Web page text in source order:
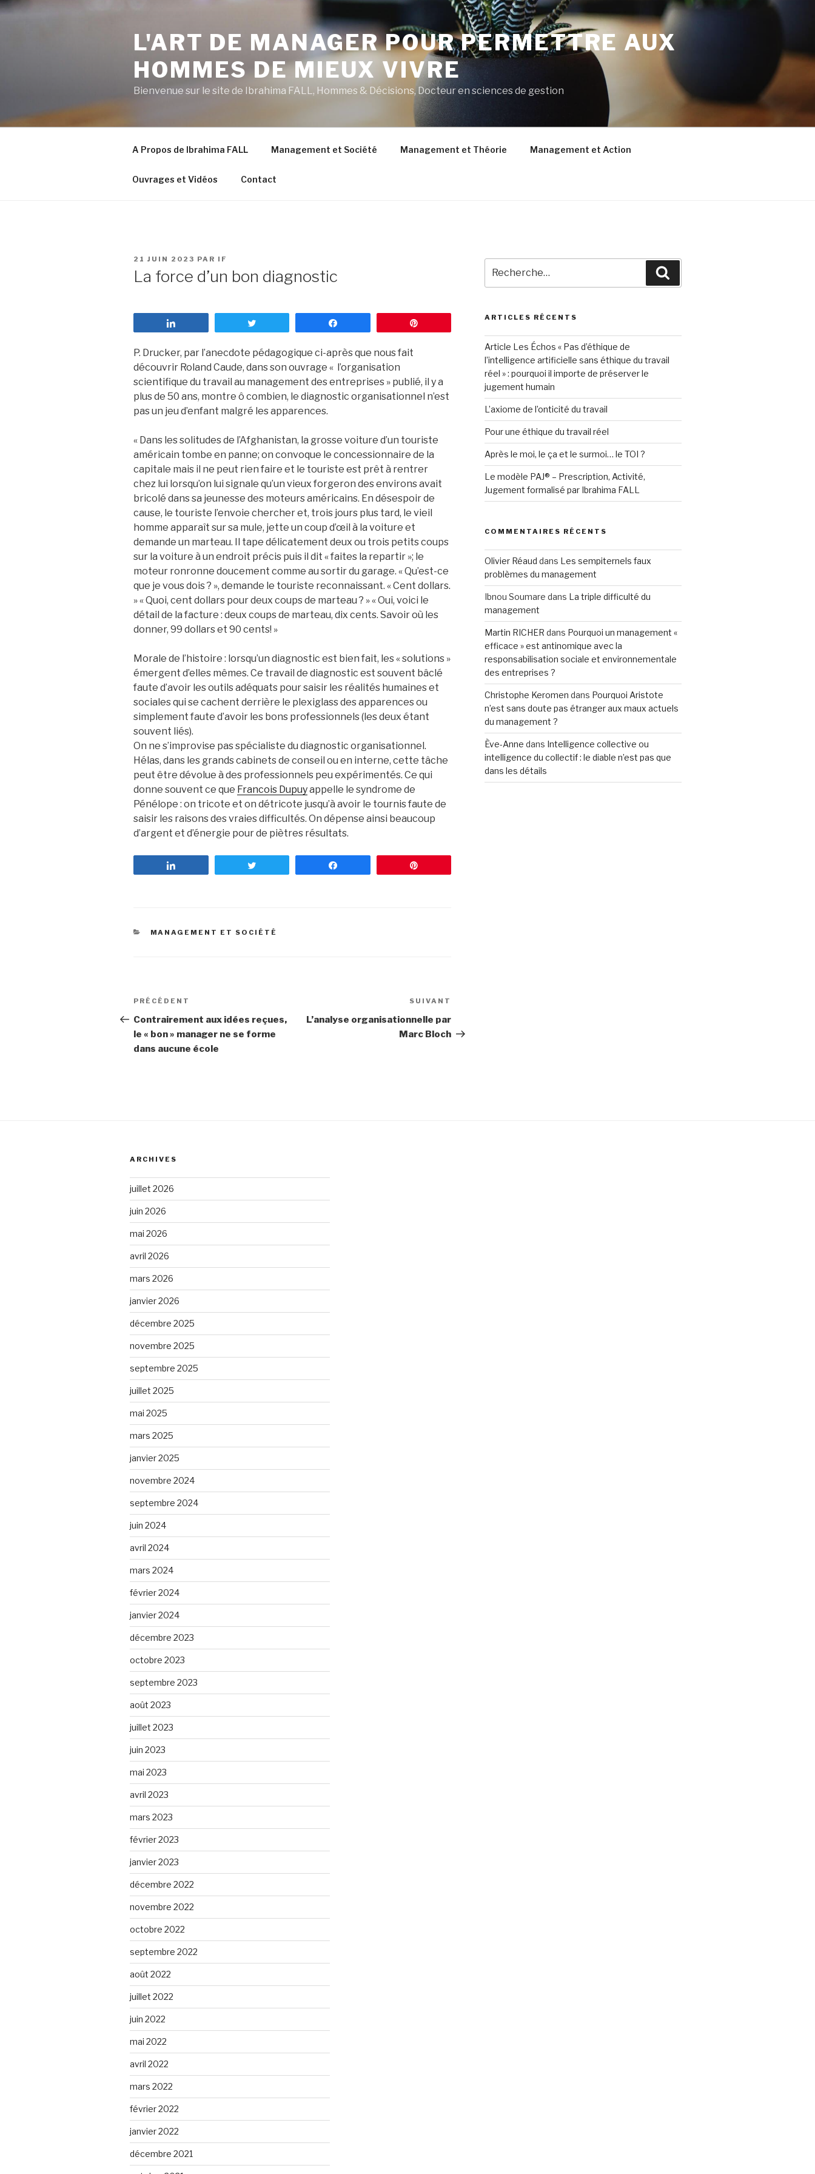
Aller
L'ART DE MANAGER POUR PERMETTRE AUX
HOMMES DE MIEUX VIVRE
Bienvenue sur le site de Ibrahima FALL, Hommes & Décisions, Docteur en sciences de gestion
A Propos de Ibrahima FALL Management et Société Management et Théorie Management et Action
Ouvrages et Vidéos Contact
PUBLIÉ
LE
21 JUIN 2023 PAR IF
La force d’un bon diagnostic
P. Drucker, par l’anecdote pédagogique ci-après que nous fait
découvrir Roland Caude, dans son ouvrage « l’organisation
scientifique du travail au management des entreprises » publié, il y a
plus de 50 ans, montre ô combien, le diagnostic organisationnel n’est
pas un jeu d’enfant malgré les apparences.
« Dans les solitudes de l’Afghanistan, la grosse voiture d’un touriste
américain tombe en panne; on convoque le concessionnaire de la
capitale mais il ne peut rien faire et le touriste est prêt à rentrer
chez lui lorsqu’on lui signale qu’un vieux forgeron des environs avait
bricolé dans sa jeunesse des moteurs américains. En désespoir de
cause, le touriste l’envoie chercher et, trois jours plus tard, le vieil
homme apparaît sur sa mule, jette un coup d’œil à la voiture et
demande un marteau. Il tape délicatement deux ou trois petits coups
sur la voiture à un endroit précis puis il dit « faites la repartir »; le
moteur ronronne doucement comme au sortir du garage. « Qu’est-ce
que je vous dois ? », demande le touriste reconnaissant. « Cent dollars.
» « Quoi, cent dollars pour deux coups de marteau ? » « Oui, voici le
détail de la facture : deux coups de marteau, dix cents. Savoir où les
donner, 99 dollars et 90 cents! »
Morale de l’histoire : lorsqu’un diagnostic est bien fait, les « solutions »
émergent d’elles mêmes. Ce travail de diagnostic est souvent bâclé
faute d’avoir les outils adéquats pour saisir les réalités humaines et
sociales qui se cachent derrière le plexiglass des apparences ou
simplement faute d’avoir les bons professionnels (les deux étant
souvent liés).
On ne s’improvise pas spécialiste du diagnostic organisationnel.
Hélas, dans les grands cabinets de conseil ou en interne, cette tâche
peut être dévolue à des professionnels peu expérimentés. Ce qui
donne souvent ce que Francois Dupuyappelle le syndrome de
Pénélope : on tricote et on détricote jusqu’à avoir le tournis faute de
saisir les raisons des vraies difficultés. On dépense ainsi beaucoup
d’argent et d’énergie pour de piètres résultats.
CATÉGORIES
MANAGEMENT ET SOCIÉTÉ
Navigation
de
l’article
Article
précédent
PRÉCÉDENT
Contrairement aux idées reçues,
le « bon » manager ne se forme
dans aucune école
SUIVANT
L’analyse organisationnelle par
Marc Bloch
pour
ARTICLES RÉCENTS
Article Les Échos « Pas d’éthique de
l’intelligence artificielle sans éthique du travail
réel » : pourquoi il importe de préserver le
jugement humain
L’axiome de l’onticité du travail
Pour une éthique du travail réel
Après le moi, le ça et le surmoi… le TOI ?
Le modèle PAJ® – Prescription, Activité,
Jugement formalisé par Ibrahima FALL
COMMENTAIRES RÉCENTS
Olivier Réaud dans Les sempiternels faux
problèmes du management
Ibnou Soumare dans La triple difficulté du
management
Martin RICHER dans Pourquoi un management «
efficace » est antinomique avec la
responsabilisation sociale et environnementale
des entreprises ?
Christophe Keromen dans Pourquoi Aristote
n’est sans doute pas étranger aux maux actuels
du management ?
Ève-Anne dans Intelligence collective ou
intelligence du collectif : le diable n’est pas que
dans les détails
ARCHIVES
juillet 2026
juin 2026
mai 2026
avril 2026
mars 2026
janvier 2026
décembre 2025
novembre 2025
septembre 2025
juillet 2025
mai 2025
mars 2025
janvier 2025
novembre 2024
septembre 2024
juin 2024
avril 2024
mars 2024
février 2024
janvier 2024
décembre 2023
octobre 2023
septembre 2023
août 2023
juillet 2023
juin 2023
mai 2023
avril 2023
mars 2023
février 2023
janvier 2023
décembre 2022
novembre 2022
octobre 2022
septembre 2022
août 2022
juillet 2022
juin 2022
mai 2022
avril 2022
mars 2022
février 2022
janvier 2022
décembre 2021